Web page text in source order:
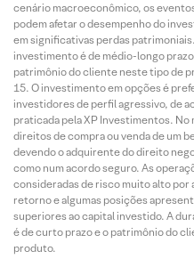
cenário macroeconômico, os
podem afetar o desempenho do
em significativas perdas
investimento é de médio-longo
patrimônio do cliente neste tipo de
O investimento em opções é
investidores de perfil agressivo, de
praticada pela XP Investimentos.
direitos de compra ou venda de um
devendo o adquirente do direito
como num acordo seguro. As
consideradas de risco muito alto
retorno e algumas posições
superiores ao capital investido. A
é de curto prazo e o patrimônio do
produto.